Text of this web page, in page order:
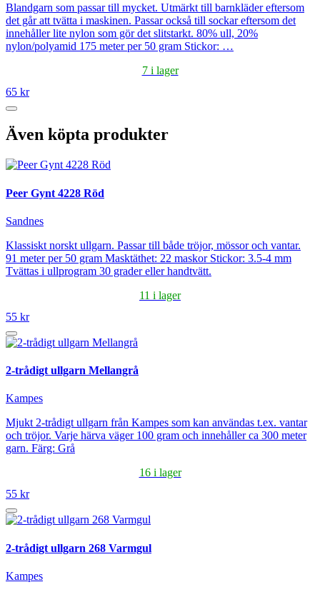
Blandgarn som passar till mycket. Utmärkt till barnkläder eftersom
det går att tvätta i maskinen. Passar också till sockar eftersom det
innehåller lite nylon som gör det slitstarkt. 80% ull, 20%
nylon/polyamid 175 meter per 50 gram Stickor: …
7 i lager
65 kr
Även köpta produkter
Peer Gynt 4228 Röd
Sandnes
Klassiskt norskt ullgarn. Passar till både tröjor, mössor och vantar.
91 meter per 50 gram Masktäthet: 22 maskor Stickor: 3.5-4 mm
Tvättas i ullprogram 30 grader eller handtvätt.
11 i lager
55 kr
2-trådigt ullgarn Mellangrå
Kampes
Mjukt 2-trådigt ullgarn från Kampes som kan användas t.ex. vantar
och tröjor. Varje härva väger 100 gram och innehåller ca 300 meter
garn. Färg: Grå
16 i lager
55 kr
2-trådigt ullgarn 268 Varmgul
Kampes